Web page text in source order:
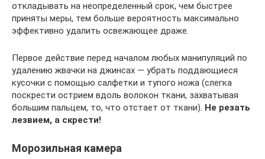
откладывать на неопределенный срок, чем быстрее
приняты меры, тем больше вероятность максимально
эффективно удалить освежающее драже.
Первое действие перед началом любых манипуляций по
удалению жвачки на джинсах ― убрать поддающиеся
кусочки с помощью салфетки и тупого ножа (слегка
поскрести острием вдоль волокон ткани, захватывая
большим пальцем, то, что отстает от ткани). Не резать
лезвием, а скрести!
Морозильная камера